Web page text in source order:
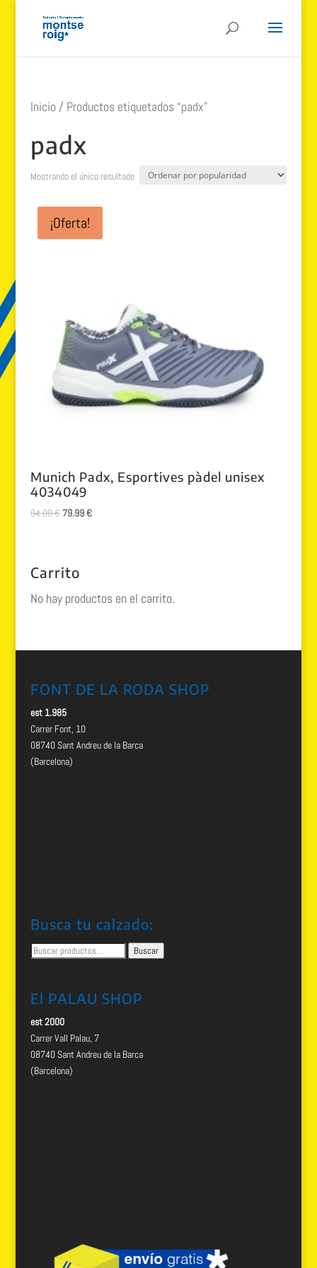
Inicio / Productos etiquetados “padx”
padx
Mostrando el único resultado
¡Oferta!
Munich Padx, Esportives pàdel unisex
4034049
94.00€ El
94.00 €.
79.99€El
Carrito
No hay productos en el carrito.
FONT DE LA RODA SHOP
est 1.985
Carrer Font, 10
08740 Sant Andreu de la Barca
(Barcelona)
Busca tu calzado:
Buscar
por:
Buscar
El PALAU SHOP
est 2000
Carrer Vall Palau, 7
08740 Sant Andreu de la Barca
(Barcelona)